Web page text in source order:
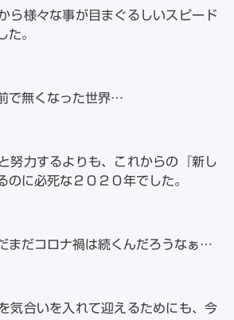
ら様々な事が目まぐるしいスピード
た。
で無くなった世界…
努力するよりも、これからの『新し
のに必死な２０２０年でした。
まだコロナ禍は続くんだろうなぁ…
気合いを入れて迎えるためにも、今